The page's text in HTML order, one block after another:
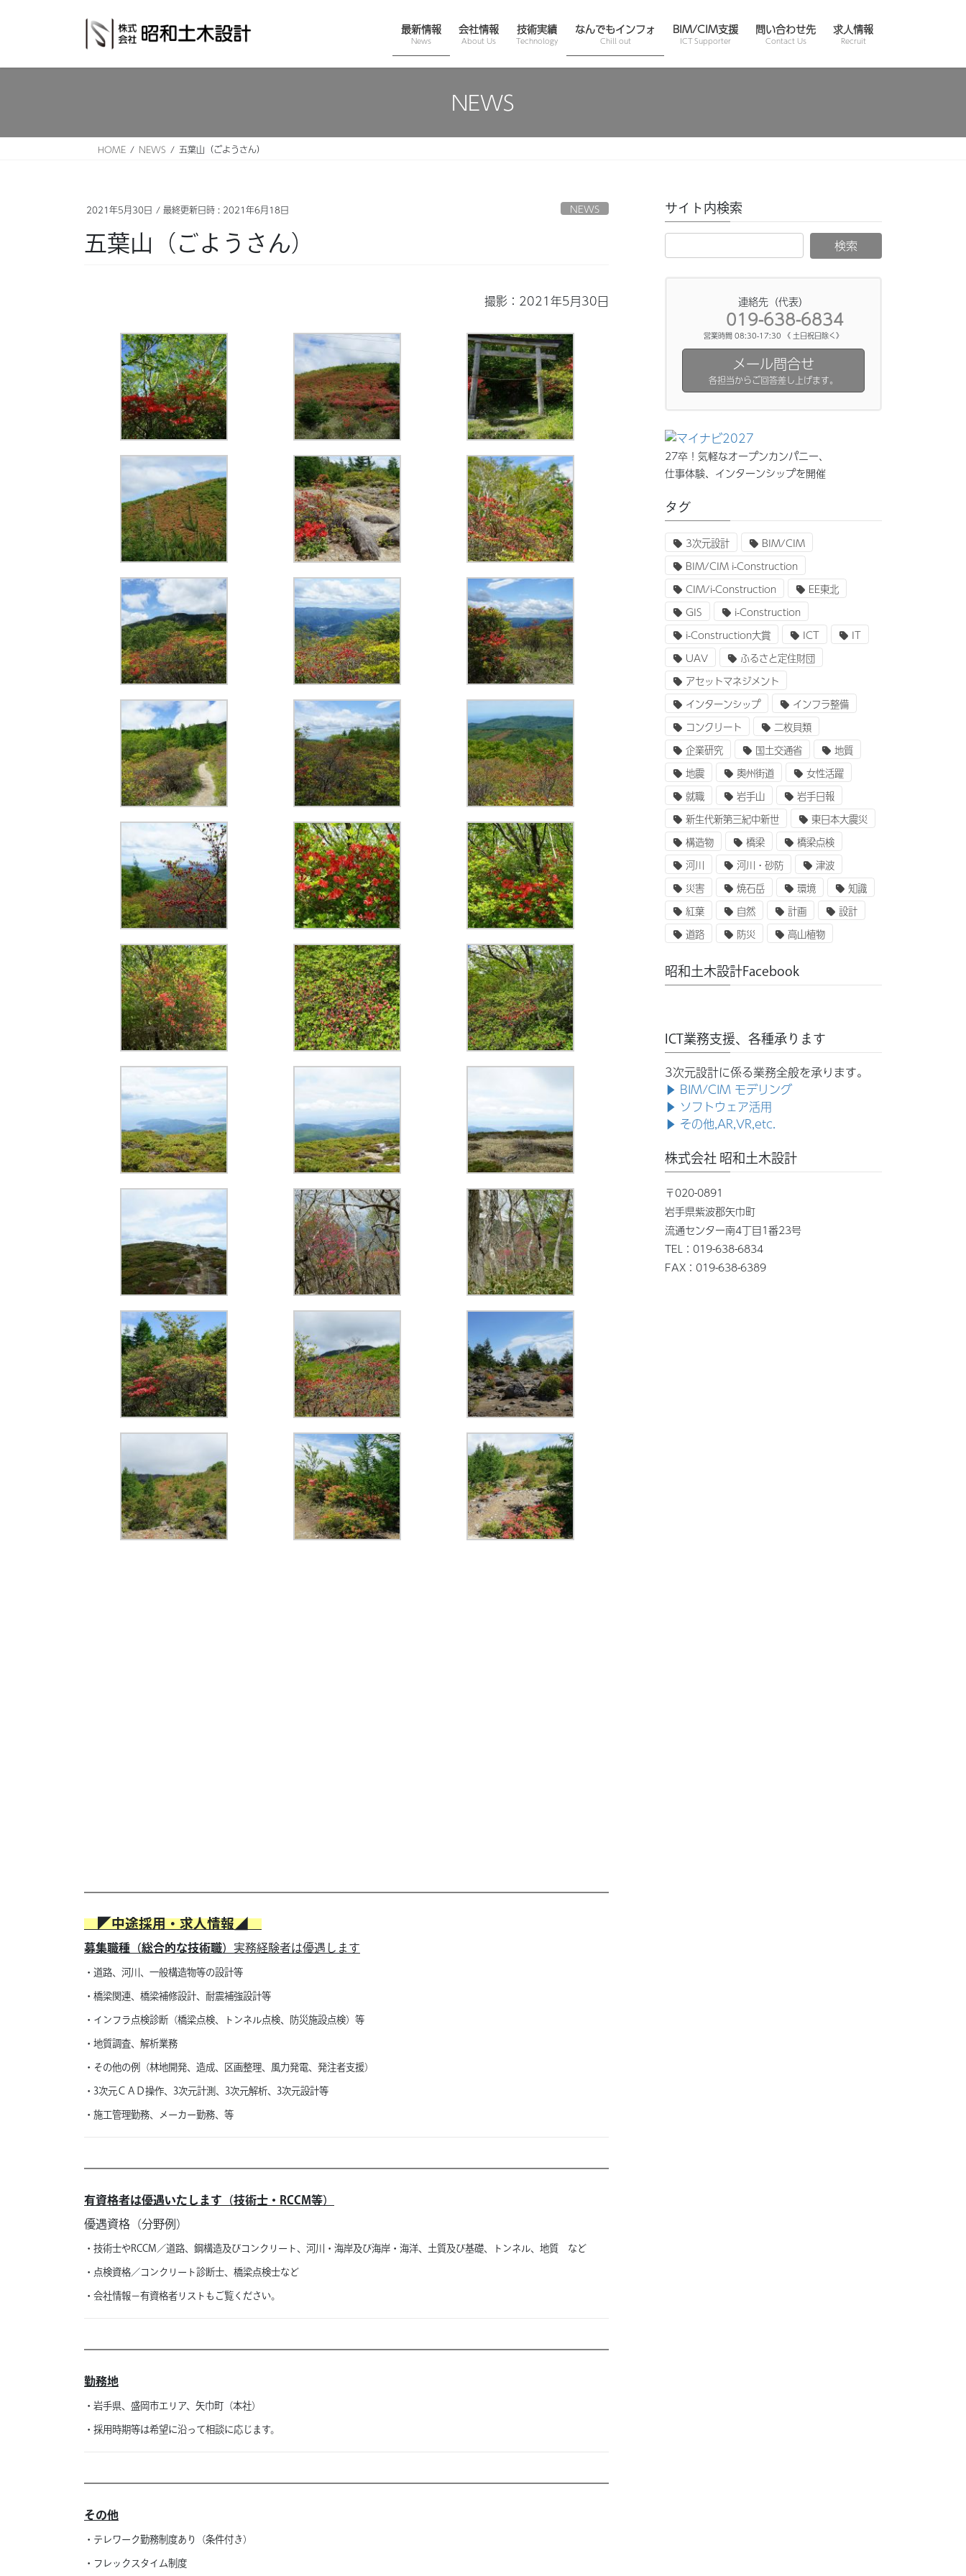
最新情報
News
会社情報
About Us
技術実績
Technology
なんでもインフォ
Chill out
BIM/CIM支援
ICT Supporter
問い合わせ先
Contact Us
求人情報
Recruit
NEWS
HOME NEWS 五葉山（ごようさん）
2021年5月30日 / 最終更新日時 : 2021年6月18日 NEWS
五葉山（ごようさん）
撮影：2021年5月30日
◤中途採用・求人情報◢
募集職種（総合的な技術職） 実務経験者は優遇します
・道路、河川、一般構造物等の設計等
・橋梁関連、橋梁補修設計、耐震補強設計等
・インフラ点検診断（橋梁点検、トンネル点検、防災施設点検）等
・地質調査、解析業務
・その他の例（林地開発、造成、区画整理、風力発電、発注者支援）
・3次元ＣＡＤ操作、3次元計測、3次元解析、3次元設計等
・施工管理勤務、メーカー勤務、等
有資格者は優遇いたします（技術士・RCCM等）
優遇資格（分野例）
・技術士やRCCM／道路、 鋼構造及びコンクリート、 河川・海岸及び海岸・海洋、 土質及び基礎、 トンネル、 地質 など
・点検資格／コンクリート診断士、橋梁点検士など
・会社情報－有資格者リストもご覧ください。
勤務地
・岩手県、盛岡市エリア、矢巾町（本社）
・採用時期等は希望に沿って相談に応じます。
その他
・テレワーク勤務制度あり（条件付き）
・フレックスタイム制度
サイト内検索
連絡先（代表）
019-638-6834
営業時間 08:30-17:30 《 土日祝日除く》
メール問合せ
各担当からご回答差し上げます。
27卒！気軽なオープンカンパニー、
仕事体験、インターンシップを開催
タグ
3次元設計
BIM/CIM
BIM/CIM i-Construction
CIM/i-Construction
EE東北
GIS
i-Construction
i-Construction大賞
ICT
IT
UAV
ふるさと定住財団
アセットマネジメント
インターンシップ
インフラ整備
コンクリート
二枚貝類
企業研究
国土交通省
地質
地震
奥州街道
女性活躍
就職
岩手山
岩手日報
新生代新第三紀中新世
東日本大震災
構造物
橋梁
橋梁点検
河川
河川・砂防
津波
災害
焼石岳 環境
知識
紅葉
自然 計画
設計
道路
防災 高山植物
昭和土木設計Facebook
ICT業務支援、各種承ります
3次元設計に係る業務全般を承ります。
▶ BIM/CIM モデリング
▶ ソフトウェア活用
▶ その他,AR,VR,etc.
株式会社 昭和土木設計
〒020-0891
岩手県紫波郡矢巾町
流通センター南4丁目1番23号
TEL：019-638-6834
FAX：019-638-6389